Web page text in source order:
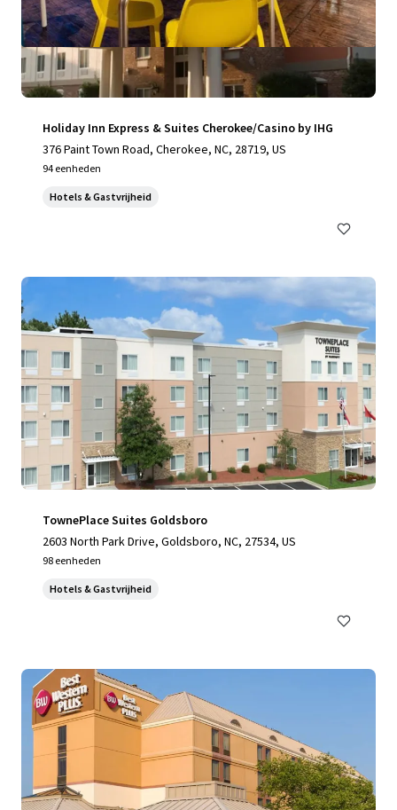
Holiday Inn Express & Suites Cherokee/Casino by IHG
376 Paint Town Road, Cherokee, NC, 28719, US
94 eenheden
Hotels & Gastvrijheid
TownePlace Suites Goldsboro
2603 North Park Drive, Goldsboro, NC, 27534, US
98 eenheden
Hotels & Gastvrijheid